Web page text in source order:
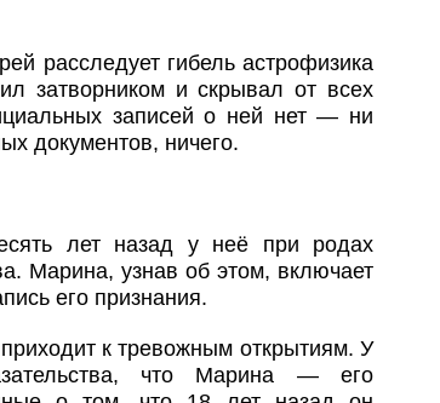
расследует гибель астрофизика
затворником и скрывал от всех
записей о ней нет — ни
документов, ничего.
лет назад у неё при родах
Марина, узнав об этом, включает
его признания.
к тревожным открытиям. У
что Марина — его